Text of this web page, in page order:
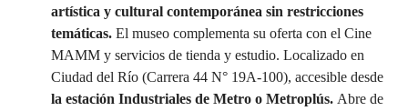
artística y cultural contemporánea sin restricciones
temáticas. El museo complementa su oferta con el Cine
MAMM y servicios de tienda y estudio. Localizado en
Ciudad del Río (Carrera 44 N° 19A-100), accesible desde
la estación Industriales de Metro o Metroplús. Abre de